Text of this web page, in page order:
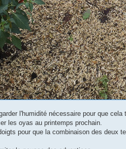
l'humidité nécessaire pour que
les oyas au printemps prochain.
pour que la combinaison des deux